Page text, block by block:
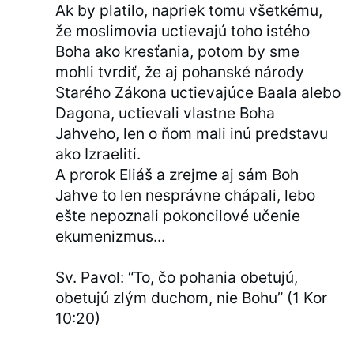
Ak by platilo, napriek tomu všetkému,
že moslimovia uctievajú toho istého
Boha ako kresťania, potom by sme
mohli tvrdiť, že aj pohanské národy
Starého Zákona uctievajúce Baala alebo
Dagona, uctievali vlastne Boha
Jahveho, len o ňom mali inú predstavu
ako Izraeliti.
A prorok Eliáš a zrejme aj sám Boh
Jahve to len nesprávne chápali, lebo
ešte nepoznali pokoncilové učenie
ekumenizmus...
Sv. Pavol: “To, čo pohania obetujú,
obetujú zlým duchom, nie Bohu” (1 Kor
10:20)